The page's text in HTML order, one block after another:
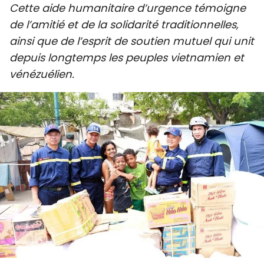
CULTURE
TOURISME
SPORT
FRANCOPHONIE
PAYS NATAL
INTERNATIONAL
MÉGASTORIE
INFOGRAPHIE
Cette aide humanitaire d’urgence témoigne
de l’amitié et de la solidarité traditionnelles,
ainsi que de l’esprit de soutien mutuel qui unit
depuis longtemps les peuples vietnamien et
vénézuélien.